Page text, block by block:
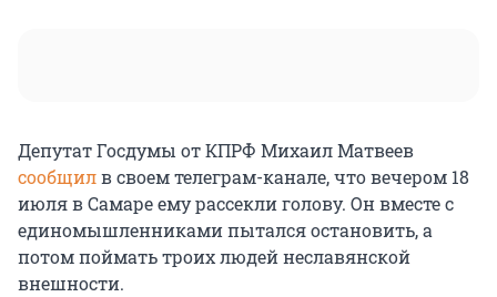
Депутат Госдумы от КПРФ Михаил Матвеев
сообщилв своем телеграм-канале, что вечером 18
июля в Самаре ему рассекли голову. Он вместе с
единомышленниками пытался остановить, а
потом поймать троих людей неславянской
внешности.